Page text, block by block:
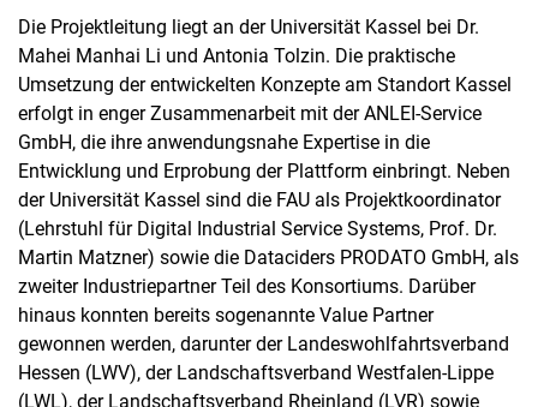
Die Projektleitung liegt an der Universität Kassel bei Dr.
Mahei Manhai Li und Antonia Tolzin. Die praktische
Umsetzung der entwickelten Konzepte am Standort Kassel
erfolgt in enger Zusammenarbeit mit der ANLEI-Service
GmbH, die ihre anwendungsnahe Expertise in die
Entwicklung und Erprobung der Plattform einbringt. Neben
der Universität Kassel sind die FAU als Projektkoordinator
(Lehrstuhl für Digital Industrial Service Systems, Prof. Dr.
Martin Matzner) sowie die Dataciders PRODATO GmbH, als
zweiter Industriepartner Teil des Konsortiums. Darüber
hinaus konnten bereits sogenannte Value Partner
gewonnen werden, darunter der Landeswohlfahrtsverband
Hessen (LWV), der Landschaftsverband Westfalen-Lippe
(LWL), der Landschaftsverband Rheinland (LVR) sowie